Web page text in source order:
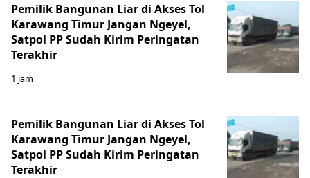
Pemilik Bangunan Liar di Akses Tol
Karawang Timur Jangan Ngeyel,
Satpol PP Sudah Kirim Peringatan
Terakhir
1 jam
Pemilik Bangunan Liar di Akses Tol
Karawang Timur Jangan Ngeyel,
Satpol PP Sudah Kirim Peringatan
Terakhir